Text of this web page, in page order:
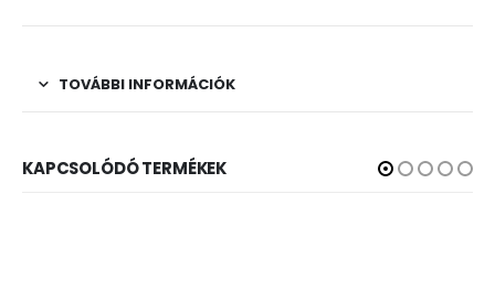
TOVÁBBI INFORMÁCIÓK
KAPCSOLÓDÓ TERMÉKEK